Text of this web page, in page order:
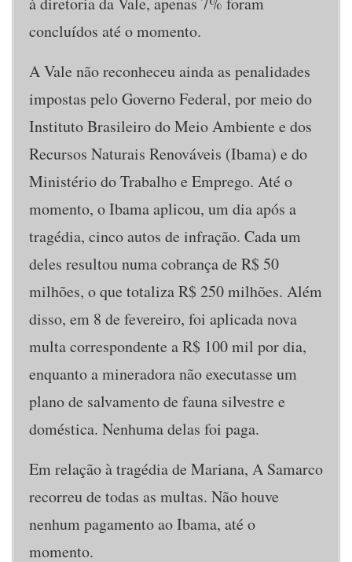
concluídos até o momento.
A Vale não reconheceu ainda as penalidades
impostas pelo Governo Federal, por meio do
Instituto Brasileiro do Meio Ambiente e dos
Recursos Naturais Renováveis (Ibama) e do
Ministério do Trabalho e Emprego. Até o
momento, o Ibama aplicou, um dia após a
tragédia, cinco autos de infração. Cada um
deles resultou numa cobrança de R$ 50
milhões, o que totaliza R$ 250 milhões. Além
disso, em 8 de fevereiro, foi aplicada nova
multa correspondente a R$ 100 mil por dia,
enquanto a mineradora não executasse um
plano de salvamento de fauna silvestre e
doméstica. Nenhuma delas foi paga.
Em relação à tragédia de Mariana, A Samarco
recorreu de todas as multas. Não houve
nenhum pagamento ao Ibama, até o
momento.